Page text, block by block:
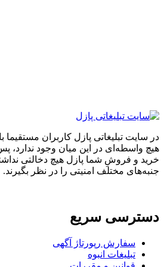
پازل کاربران مستقیما با هم تماس
این میان وجود ندارد، پس دقت
پازل هیچ دخالتی نداشته و کاربران
امنیتی را در نظر بگیرند.
سریع
آگهی
انبوه